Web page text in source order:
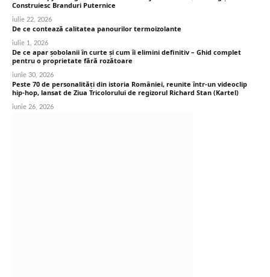
Construiesc Branduri Puternice
iulie 22, 2026
De ce contează calitatea panourilor termoizolante
iulie 1, 2026
De ce apar șobolanii în curte și cum îi elimini definitiv – Ghid complet
pentru o proprietate fără rozătoare
iunie 30, 2026
Peste 70 de personalități din istoria României, reunite într-un videoclip
hip-hop, lansat de Ziua Tricolorului de regizorul Richard Stan (Kartel)
iunie 26, 2026